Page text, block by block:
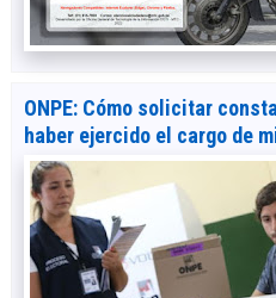
ONPE: Cómo solicitar
haber ejercido el cargo de